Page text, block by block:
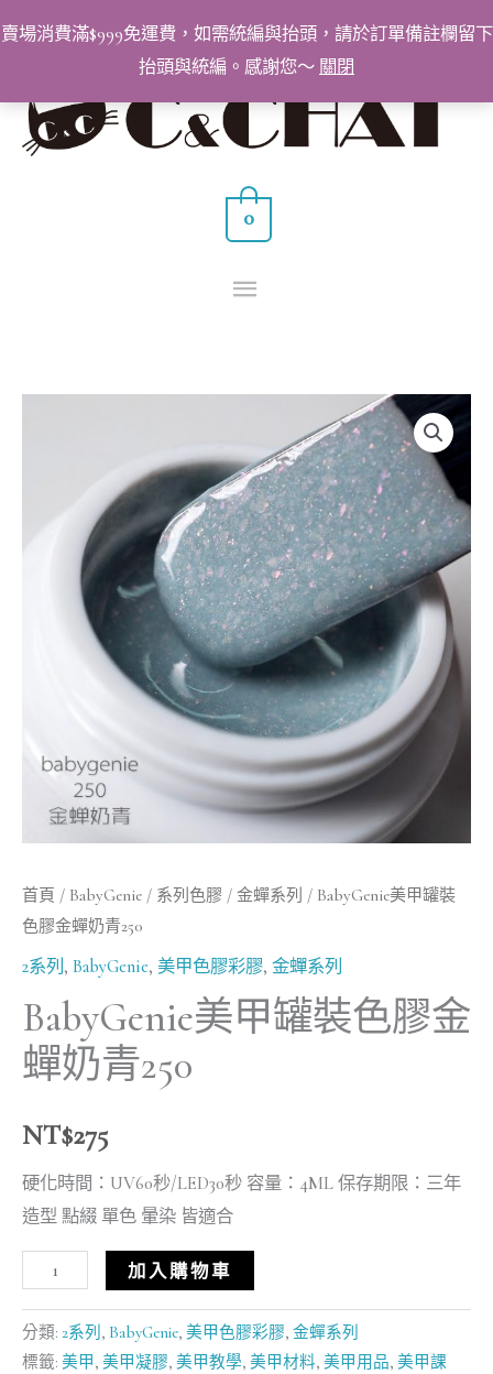
賣場消費滿$999免運費，如需統編與抬頭，請於訂單備註欄留下
抬頭與統編。感謝您～ 關閉
至
要
選
0
首頁 / BabyGenie / 系列色膠 / 金蟬系列 / BabyGenie美甲罐裝
色膠金蟬奶青250
2系列, BabyGenie, 美甲色膠彩膠, 金蟬系列
BabyGenie美甲罐裝色膠金
蟬奶青250
NT$275
硬化時間：UV60秒/LED30秒 容量：4ML 保存期限：三年
造型 點綴 單色 暈染 皆適合
250
量
加入購物車
分類: 2系列 , BabyGenie, 美甲色膠彩膠, 金蟬系列
標籤: 美甲, 美甲凝膠, 美甲教學, 美甲材料, 美甲用品, 美甲課